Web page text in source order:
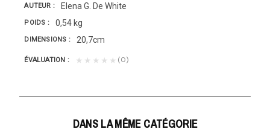
AUTEUR Elena G. De White
POIDS 0,54 kg
DIMENSIONS 20,7cm
ÉVALUATION ★★★★★ (0)
DANS LA MÊME CATÉGORIE